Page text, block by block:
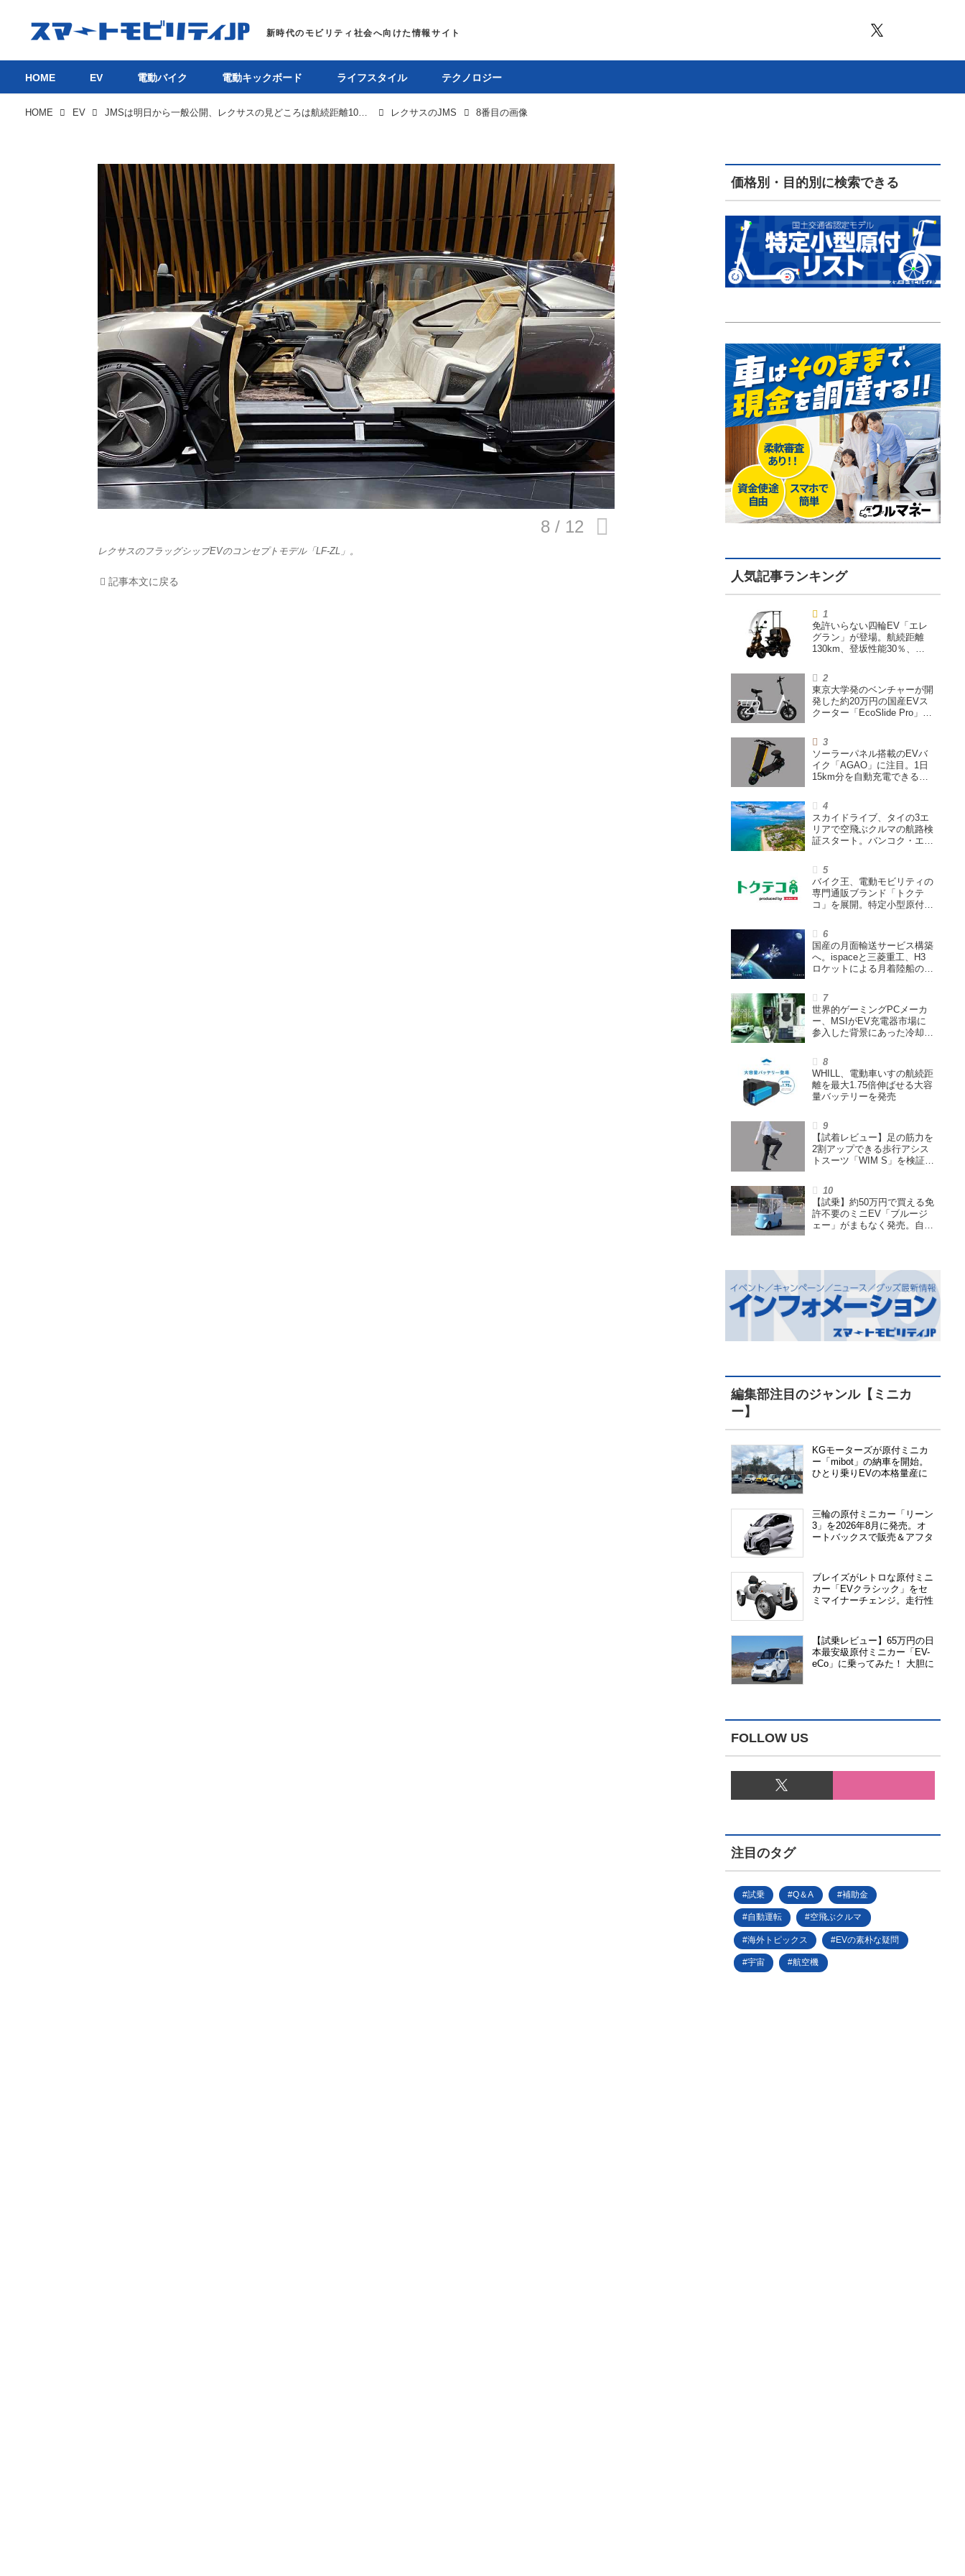
HOME
EV
電動バイク
電動キックボード
ライフスタイル
HOME EV 電動バイク 電動キックボード ライフスタイル テクノロジー
HOME EV JMSは明日から一般公開、レクサスの見どころは航続距離1000kmのLF-ZC、EVらしいスペース効率の良さにも注目 レクサスのJMS 8番目の画像
レクサスのフラッグシップEVのコンセプトモデル「LF-ZL」。
記事本文に戻る
価格別・目的別に検索できる
免許いらない四輪EV「エレ
グラン」が登場。航続距離
130km、登坂性能30％、
東京大学発のベンチャーが開
発した約20万円の国産EVス
クーター「EcoSlide Pro」が
ハイパワー特定小型原付
ソーラーパネル搭載のEVバ
イク「AGAO」に注目。1日
15km分を自動充電できる
スカイドライブ、タイの3エ
リアで空飛ぶクルマの航路検
証スタート。バンコク・エア
指す
バイク王、電動モビリティの
専門通販ブランド「トクテ
コ」を展開。特定小型原付や
国産の月面輸送サービス構築
へ。ispaceと三菱重工、H3
ロケットによる月着陸船の打
結
世界的ゲーミングPCメーカ
ー、MSIがEV充電器市場に
参入した背景にあった冷却技
回】
WHILL、電動車いすの航続距
離を最大1.75倍伸ばせる大容
量バッテリーを発売
【試着レビュー】足の筋力を
2割アップできる歩行アシス
トスーツ「WIM S」を検証。
【試乗】約50万円で買える免
許不要のミニEV「ブルージ
ェー」がまもなく発売。自転
編集部注目のジャンル【ミニカ
ー】
KGモーターズが原付ミニカ
ー「mibot」の納車を開始。
ひとり乗りEVの本格量産に
三輪の原付ミニカー「リーン
3」を2026年8月に発売。オ
ートバックスで販売＆アフタ
ブレイズがレトロな原付ミニ
カー「EVクラシック」をセ
ミマイナーチェンジ。走行性
【試乗レビュー】65万円の日
本最安級原付ミニカー「EV-
eCo」に乗ってみた！ 大胆に
FOLLOW US
注目のタグ
試乗 Q＆A 補助金
自動運転 空飛ぶクルマ
海外トピックス EVの素朴な疑問
宇宙 航空機